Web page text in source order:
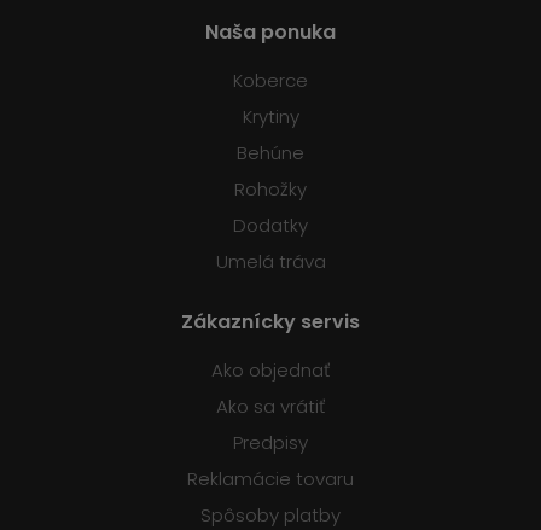
Naša ponuka
Koberce
Krytiny
Behúne
Rohožky
Dodatky
Umelá tráva
Zákaznícky servis
Ako objednať
Ako sa vrátiť
Predpisy
Reklamácie tovaru
Spôsoby platby